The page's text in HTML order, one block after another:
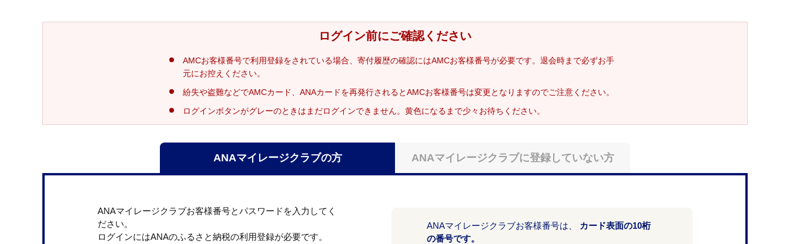
ログイン前にご確認ください
AMCお客様番号で利用登録をされている場合、寄付履歴の確認にはAMCお客様番号が必要です。退会時まで必ずお手
元にお控えください。
紛失や盗難などでAMCカード、ANAカードを再発行されるとAMCお客様番号は変更となりますのでご注意ください。
ログインボタンがグレーのときはまだログインできません。黄色になるまで少々お待ちください。
ANAマイレージクラブの方 ANAマイレージクラブに登録していない方
ANAマイレージクラブお客様番号とパスワードを入力してく
ださい。
ログインにはANAのふるさと納税の利用登録が必要です。
ANAマイレージクラブお客様番号は、
カード表面の10桁
の番号です。